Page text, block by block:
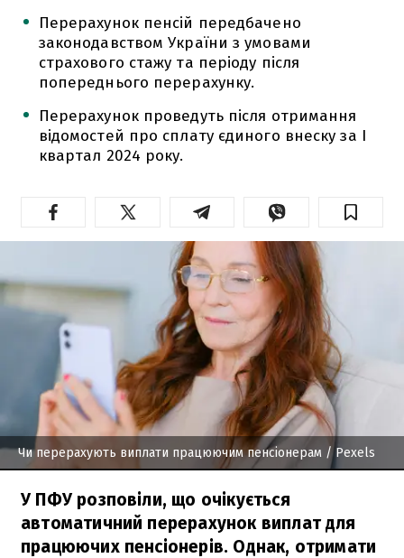
Перерахунок пенсій передбачено
законодавством України з умовами
страхового стажу та періоду після
попереднього перерахунку.
Перерахунок проведуть після отримання
відомостей про сплату єдиного внеску за І
квартал 2024 року.
Чи перерахують виплати працюючим пенсіонерам / Pexels
У ПФУ розповіли, що очікується
автоматичний перерахунок виплат для
працюючих пенсіонерів. Однак, отримати